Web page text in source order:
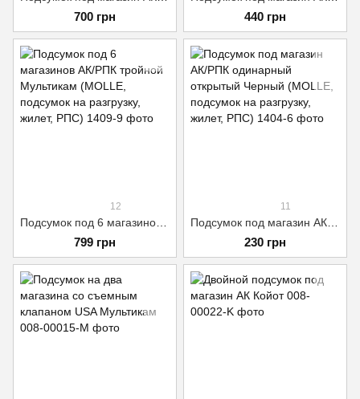
700 грн 440 грн
12
799 грн
11
230 грн